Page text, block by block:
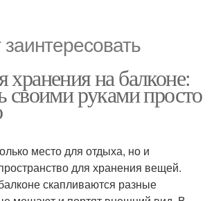
хранения на балконе:
своими руками просто
место для отдыха, но и
для хранения вещей.
скапливаются разные